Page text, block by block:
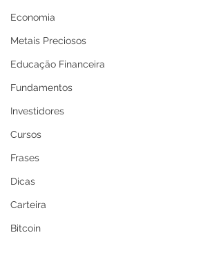
Economia
Metais Preciosos
Educação Financeira
Fundamentos
Investidores
Cursos
Frases
Dicas
Carteira
Bitcoin